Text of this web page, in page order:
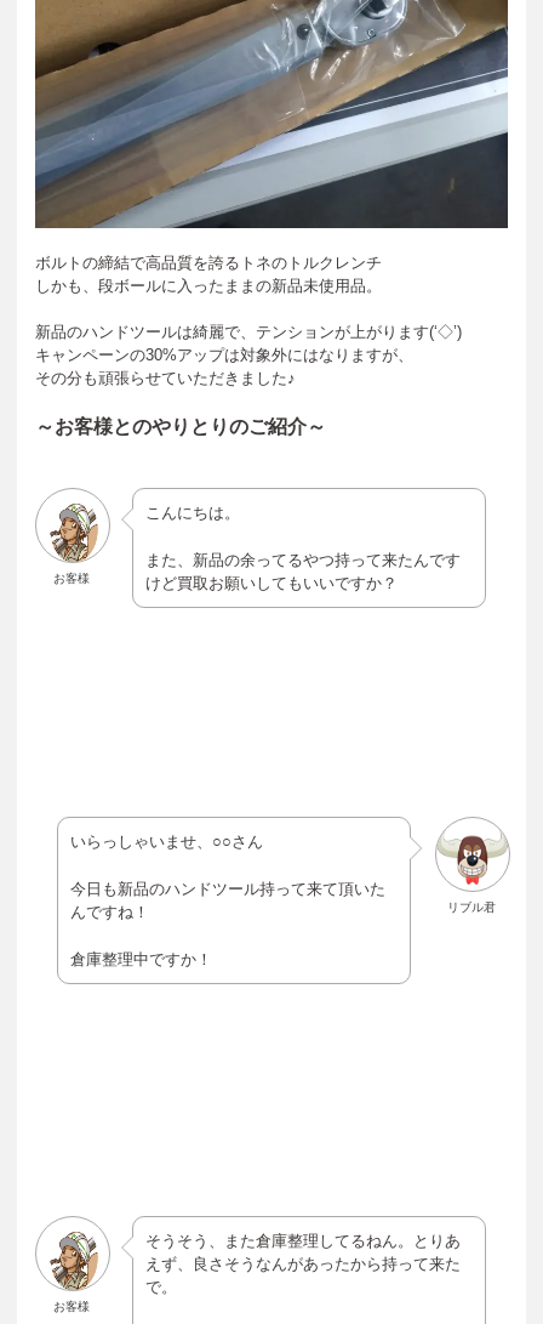
ボルトの締結で高品質を誇るトネのトルクレンチ
しかも、段ボールに入ったままの新品未使用品。
新品のハンドツールは綺麗で、テンションが上がります(‘◇’)ゞ
キャンペーンの30%アップは対象外にはなりますが、
その分も頑張らせていただきました♪
～お客様とのやりとりのご紹介～
お客様
こんにちは。
また、新品の余ってるやつ持って来たんです
けど買取お願いしてもいいですか？
リブル君
いらっしゃいませ、○○さん
今日も新品のハンドツール持って来て頂いた
んですね！
倉庫整理中ですか！
お客様
そうそう、また倉庫整理してるねん。とりあ
えず、良さそうなんがあったから持って来た
で。